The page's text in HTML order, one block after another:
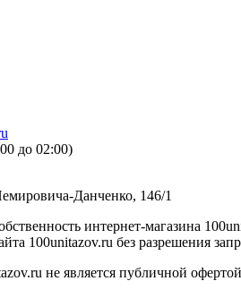
до 02:00)
Данченко, 146/1
интернет-магазина
100unitazov.ru без разрешения
не является публичной